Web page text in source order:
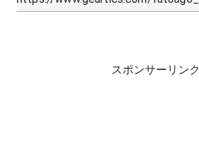
スポンサーリンク